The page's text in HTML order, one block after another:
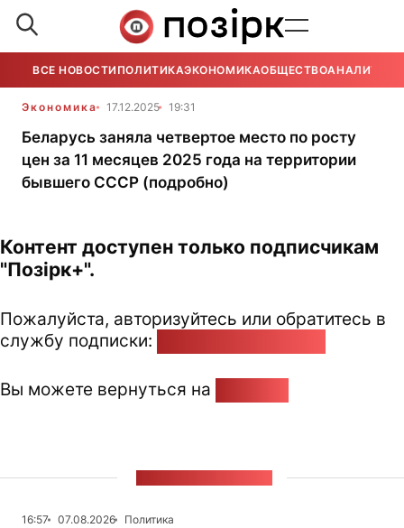
ВСЕ НОВОСТИ ПОЛИТИКАЭКОНОМИКАОБЩЕСТВОАНАЛИТИКА
Экономика 17.12.2025 19:31
Беларусь заняла четвертое место по росту
цен за 11 месяцев 2025 года на территории
бывшего СССР (подробно)
Контент доступен только подписчикам
"Позірк+".
Пожалуйста, авторизуйтесь или обратитесь в
службу подписки:
Вы можете вернуться на
16:57 07.08.2026
Политика